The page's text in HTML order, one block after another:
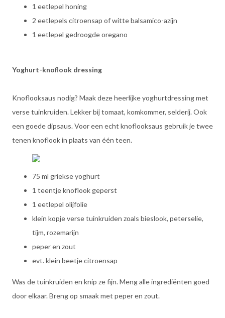
1 eetlepel honing
2 eetlepels citroensap of witte balsamico-azijn
1 eetlepel gedroogde oregano
Yoghurt-knoflook dressing
Knoflooksaus nodig? Maak deze heerlijke yoghurtdressing met
verse tuinkruiden. Lekker bij tomaat, komkommer, selderij. Ook
een goede dipsaus. Voor een echt knoflooksaus gebruik je twee
tenen knoflook in plaats van één teen.
75 ml griekse yoghurt
1 teentje knoflook geperst
1 eetlepel olijfolie
klein kopje verse tuinkruiden zoals bieslook, peterselie,
tijm, rozemarijn
peper en zout
evt. klein beetje citroensap
Was de tuinkruiden en knip ze fijn. Meng alle ingrediënten goed
door elkaar. Breng op smaak met peper en zout.